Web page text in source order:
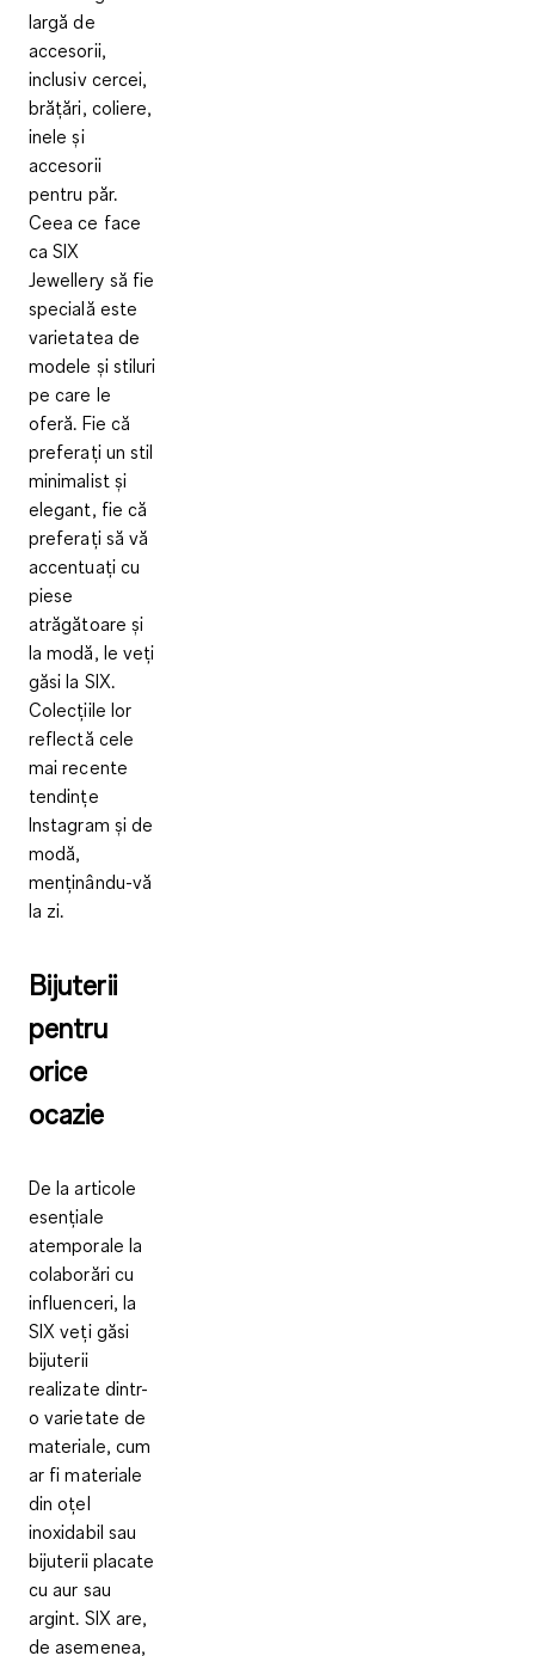
largă de
accesorii,
inclusiv cercei,
brățări, coliere,
inele și
accesorii
pentru păr.
Ceea ce face
ca SIX
Jewellery să fie
specială este
varietatea de
modele și stiluri
pe care le
oferă. Fie că
preferați un stil
minimalist și
elegant, fie că
preferați să vă
accentuați cu
piese
atrăgătoare și
la modă, le veți
găsi la SIX.
Colecțiile lor
reflectă cele
mai recente
tendințe
Instagram și de
modă,
menținându-vă
la zi.
Bijuterii
pentru
orice
ocazie
De la articole
esențiale
atemporale la
colaborări cu
influenceri, la
SIX veți găsi
bijuterii
realizate dintr-
o varietate de
materiale, cum
ar fi materiale
din oțel
inoxidabil sau
bijuterii placate
cu aur sau
argint. SIX are,
de asemenea,